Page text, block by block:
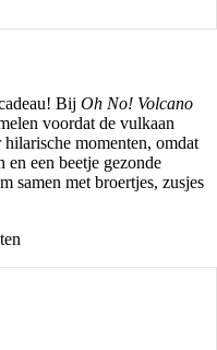
Bij Oh No! Volcano
voordat de vulkaan
momenten, omdat
een beetje gezonde
samen met broertjes, zusjes